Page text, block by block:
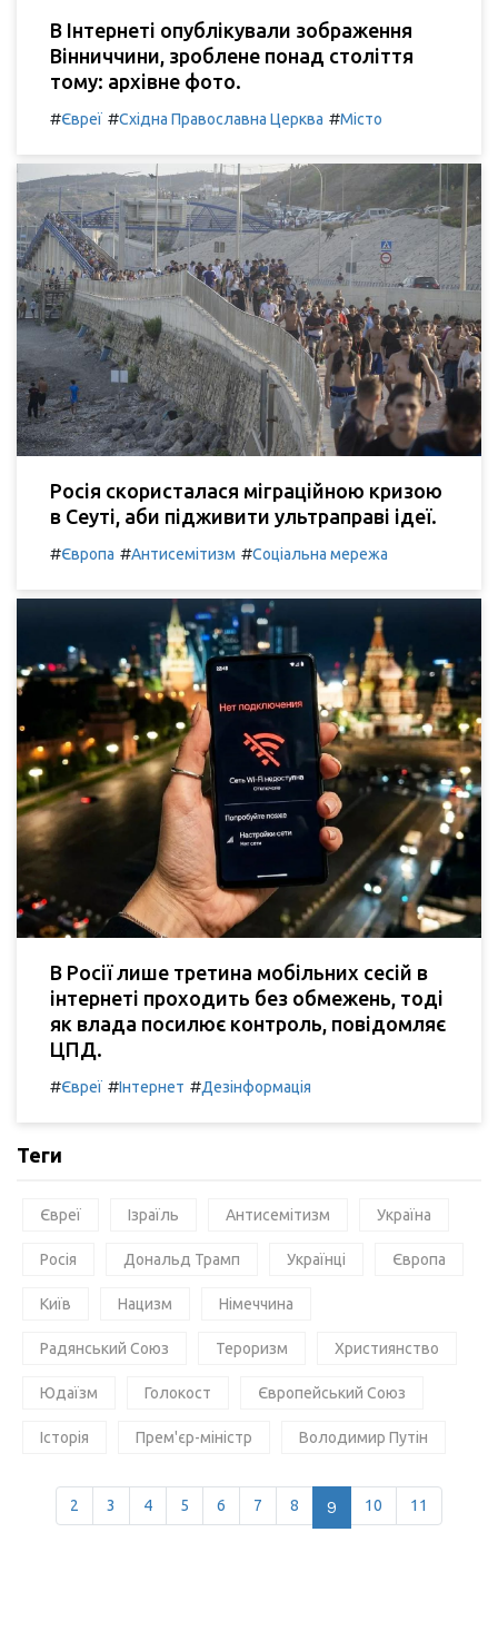
В Інтернеті опублікували зображення
Вінниччини, зроблене понад століття
тому: архівне фото.
#Євреї #Східна Православна Церква #Місто
Росія скористалася міграційною кризою
в Сеуті, аби підживити ультраправі ідеї.
#Європа #Антисемітизм #Соціальна мережа
В Росії лише третина мобільних сесій в
інтернеті проходить без обмежень, тоді
як влада посилює контроль, повідомляє
ЦПД.
#Євреї #Інтернет #Дезінформація
Теги
Євреї Ізраїль Антисемітизм Україна
Росія Дональд Трамп Українці Європа
Київ Нацизм Німеччина
Радянський Союз Тероризм Християнство
Юдаїзм Голокост Європейський Союз
Історія Прем'єр-міністр Володимир Путін
2 3 4 5 6 7 8 9 10 11